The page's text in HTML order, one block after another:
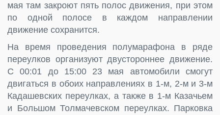
мая там закроют пять полос движения, при этом
по одной полосе в каждом направлении
движение сохранится.
На время проведения полумарафона в ряде
переулков организуют двустороннее движение.
С 00:01 до 15:00 23 мая автомобили смогут
двигаться в обоих направлениях в 1-м, 2-м и 3-м
Кадашевских переулках, а также в 1-м Казачьем
и Большом Толмачевском переулках. Парковка